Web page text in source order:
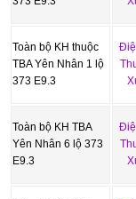
Toàn bộ KH thuộc
TBA Yên Nhân 1 lộ
373 E9.3
Toàn bộ KH TBA
Yên Nhân 6 lộ 373
E9.3